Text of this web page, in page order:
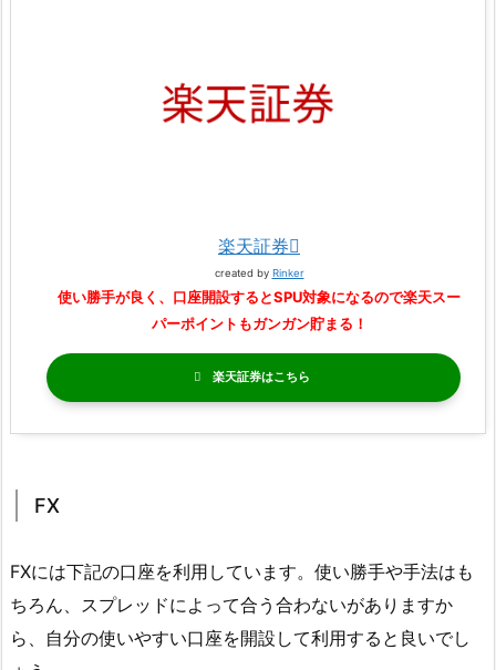
楽天証券
created by Rinker
使い勝手が良く、口座開設するとSPU対象になるので楽天スー
パーポイントもガンガン貯まる！
楽天証券
FX
FXには下記の口座を利用しています。使い勝手や手法はも
ちろん、スプレッドによって合う合わないがありますか
ら、自分の使いやすい口座を開設して利用すると良いでし